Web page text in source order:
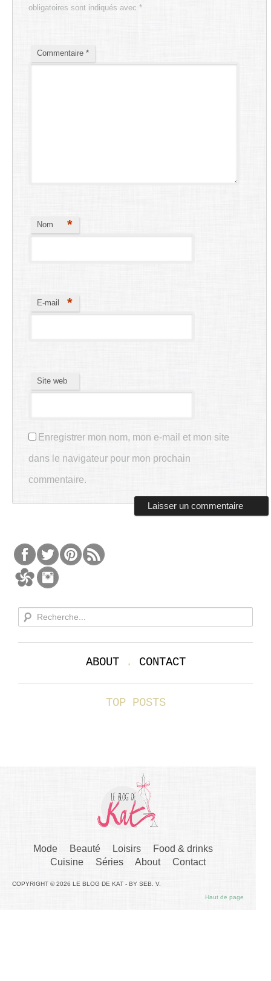
obligatoires sont indiqués avec *
Commentaire *
Nom *
E-mail *
Site web
Enregistrer mon nom, mon e-mail et mon site
dans le navigateur pour mon prochain
commentaire.
ABOUT. CONTACT
TOP POSTS
Mode Beauté Loisirs
Food & drinks
Cuisine
Séries About Contact
COPYRIGHT © 2026 LE BLOG DE KAT - BY SEB. V.
Haut de page